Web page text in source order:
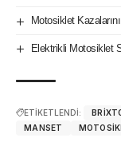
Motosiklet
Elektrikli Motosiklet
ETİKETLENDİ:
MANSET